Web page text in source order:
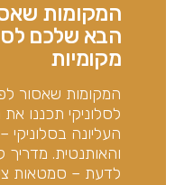
המקומות
הבא שלכם
מקומיות
המקומות שאסור
לסלוניקי תכננו
העליונה
והאותנטית. מדריך
לדעת – סמטאות